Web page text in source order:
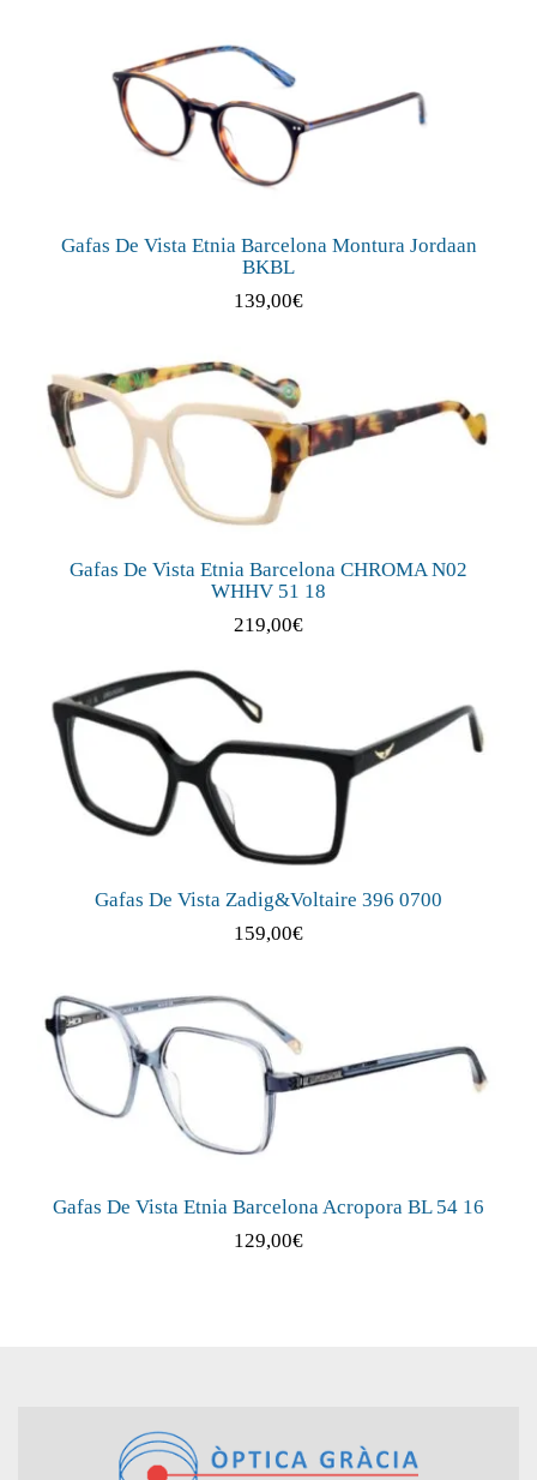
Gafas De Vista Etnia Barcelona Montura Jordaan
BKBL
139,00€
Gafas De Vista Etnia Barcelona CHROMA N02
WHHV 51 18
219,00€
Gafas De Vista Zadig&Voltaire 396 0700
159,00€
Gafas De Vista Etnia Barcelona Acropora BL 54 16
129,00€